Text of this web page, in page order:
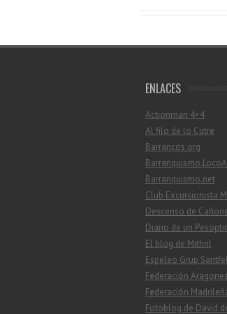
ENLACES
Actionman 4×4
Al filo de lo Cutre
Barrancos.org
Barranquismo.net
Club Excursionista
Descenso de
Diario de un
El blog de Mithril
Espeleo Grup
Federación
Federación
Fotoblog de David